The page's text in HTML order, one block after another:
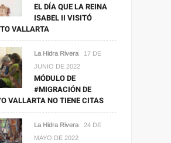
EL DÍA QUE LA REINA
ISABEL II VISITÓ
VALLARTA
La Hidra Rivera
17 DE
JUNIO DE 2022
MÓDULO DE
#MIGRACIÓN DE
VALLARTA NO TIENE CITAS
La Hidra Rivera
24 DE
MAYO DE 2022